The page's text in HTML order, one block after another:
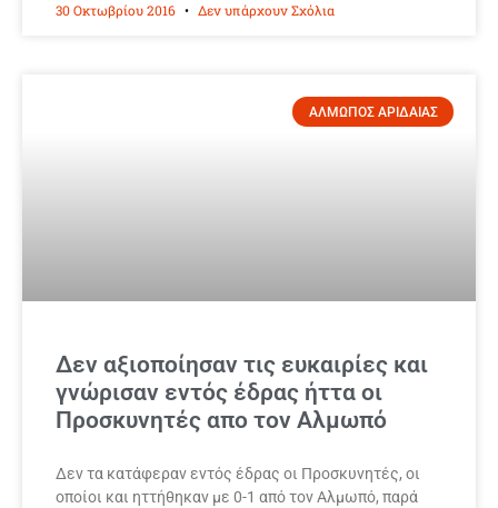
30 Οκτωβρίου 2016 Δεν υπάρχουν Σχόλια
ΑΛΜΩΠΟΣ ΑΡΙΔΑΙΑΣ
Δεν αξιοποίησαν τις ευκαιρίες και
γνώρισαν εντός έδρας ήττα οι
Προσκυνητές απο τον Αλμωπό
Δεν τα κατάφεραν εντός έδρας οι Προσκυνητές, οι
οποίοι και ηττήθηκαν με 0-1 από τον Αλμωπό, παρά